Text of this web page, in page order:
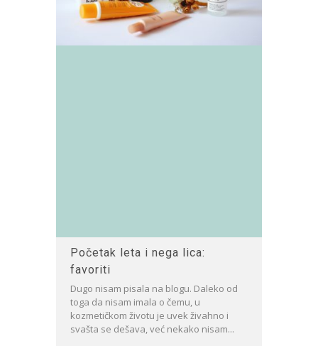
Početak leta i nega lica:
favoriti
Dugo nisam pisala na blogu. Daleko od
toga da nisam imala o čemu, u
kozmetičkom životu je uvek živahno i
svašta se dešava, već nekako nisam...